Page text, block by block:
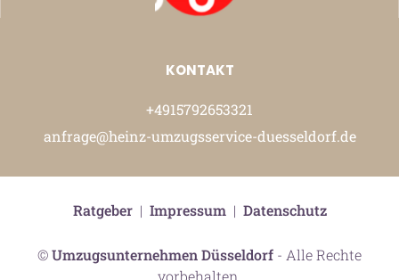
KONTAKT
+4915792653321
anfrage@heinz-umzugsservice-duesseldorf.de
©Umzugsunternehmen Düsseldorf - Alle Rechte
vorbehalten.
Ratgeber| Impressum| Datenschutz